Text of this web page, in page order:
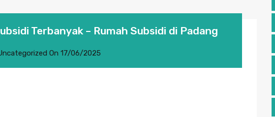
Terbanyak – Rumah Subsidi di Padang
On 17/06/2025